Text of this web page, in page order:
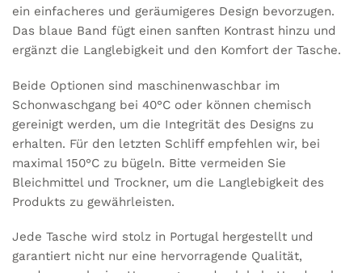
ein einfacheres und geräumigeres Design bevorzugen.
Das blaue Band fügt einen sanften Kontrast hinzu und
ergänzt die Langlebigkeit und den Komfort der Tasche.
Beide Optionen sind maschinenwaschbar im
Schonwaschgang bei 40°C oder können chemisch
gereinigt werden, um die Integrität des Designs zu
erhalten. Für den letzten Schliff empfehlen wir, bei
maximal 150°C zu bügeln. Bitte vermeiden Sie
Bleichmittel und Trockner, um die Langlebigkeit des
Produkts zu gewährleisten.
Jede Tasche wird stolz in Portugal hergestellt und
garantiert nicht nur eine hervorragende Qualität,